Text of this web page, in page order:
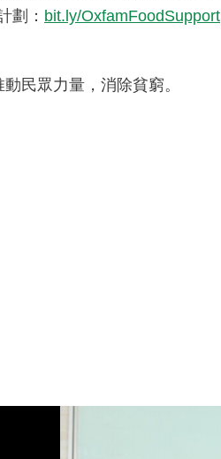
劃： bit.ly/OxfamFoodSupport
民眾力量，消除貧窮。